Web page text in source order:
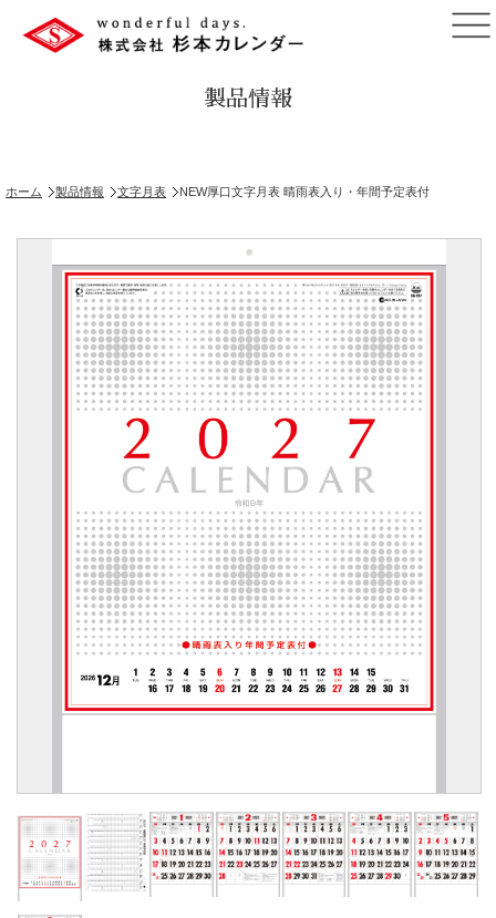
製品情報
ホーム 製品情報 文字月表 NEW厚口文字月表 晴雨表入り・年間予定表付